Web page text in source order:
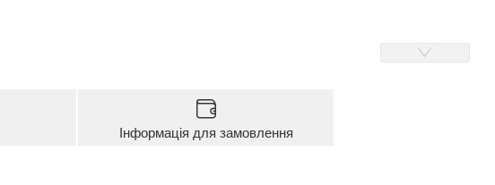
Інформація для замовлення